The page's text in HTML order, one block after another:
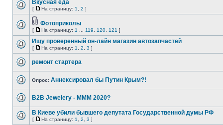
Вкусная еда
[ На страницу: 1 2 ]
Фотоприколы
[ На страницу: 1 119 120 121 ]
Ищу проверенный он-лайн магазин автозапчастей
[ На страницу: 1 2 3 ]
ремонт стартера
Опрос: Аннексировал бы Путин Крым?!
B2B Jewelery - МММ 2020?
В Киеве убили бывшего депутата Государственной думы РФ
[ На страницу: 1 2 3 ]